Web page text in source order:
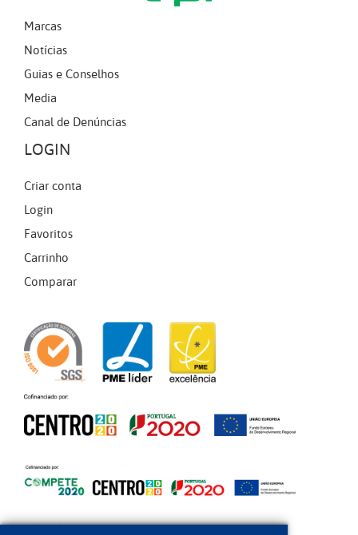
Marcas
Notícias
Guias e Conselhos
Media
Canal de Denúncias
LOGIN
Criar conta
Login
Favoritos
Carrinho
Comparar